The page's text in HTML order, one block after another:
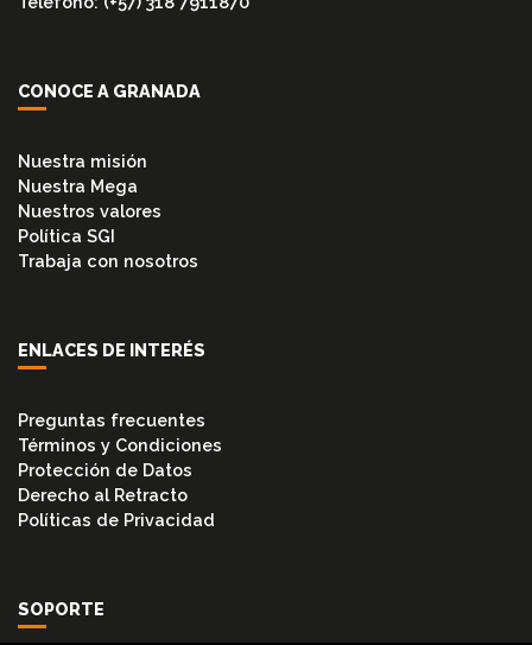
INOXIDABLE
TUB.
ACERO
INOXIDABLE
GALVANIZADO
TUBING
CONOCE A GRANADA
Nuestra misión
Nuestra Mega
Nuestros valores
Política SGI
Trabaja con nosotros
ENLACES DE INTERÉS
Preguntas frecuentes
Términos y Condiciones
Protección de Datos
Derecho al Retracto
Políticas de Privacidad
SOPORTE